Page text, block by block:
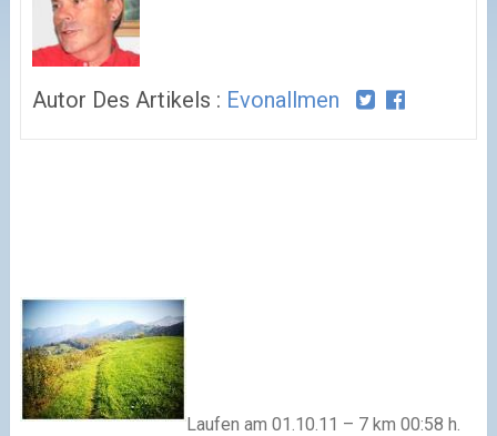
Autor Des Artikels : Evonallmen
Laufen am 01.10.11 – 7 km 00:58 h.